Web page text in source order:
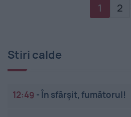
1 2
Stiri calde
12:49 -În sfârșit, fumătorul!